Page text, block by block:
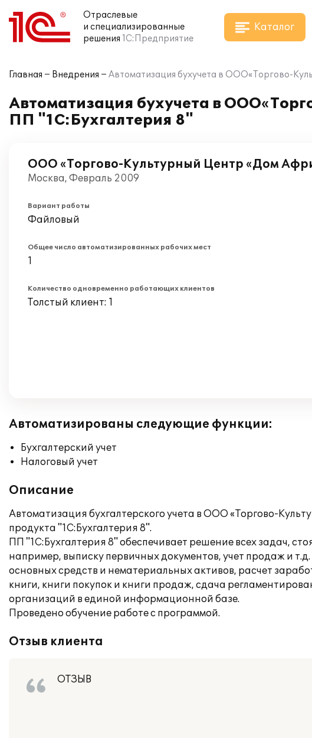
Отраслевые
и специализированные
решения 1С:Предприятие
Каталог
Главная Внедрения Автоматизация бухучета в ООО«Торгово-
Автоматизация бухучета в
ПП "1С:Бухгалтерия 8"
ООО «Торгово-Культурный Центр «Дом
Москва, Февраль 2009
Вариант работы
Файловый
Общее число автоматизированных рабочих мест
1
Количество одновременно работающих клиентов
Толстый клиент: 1
Автоматизированы следующие функции:
Бухгалтерский учет
Налоговый учет
Описание
Автоматизация бухгалтерского учета в ООО «Торгово-
продукта "1С:Бухгалтерия 8".
ПП "1С:Бухгалтерия 8" обеспечивает решение всех задач,
например, выписку первичных документов, учет продаж и
основных средств и нематериальных активов, расчет
книги, книги покупок и книги продаж, сдача
организаций в единой информационной базе.
Проведено обучение работе с программой.
Отзыв клиента
ОТЗЫВ